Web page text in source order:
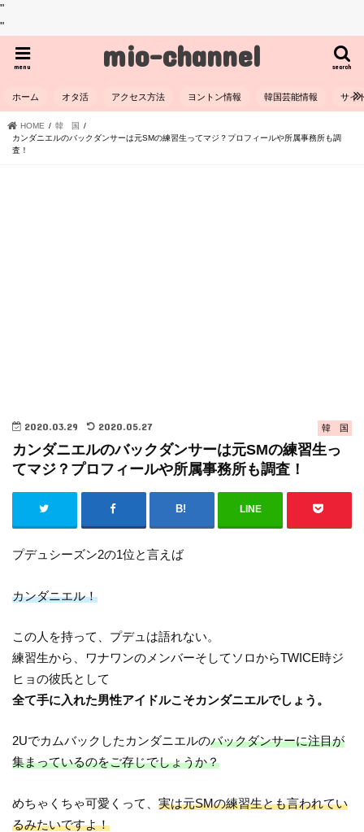
"
"
mio-channel search
menu
ホーム オタ活 アクセス方法 ヨントン情報 韓国芸能情報 サイ
HOME
韓 国
カンダニエルのバックダンサーは元SMの練習生ってマジ？プロフィールや所属事務所も調
査！
韓 国
2020.03.29 2020.05.27
カンダニエルのバックダンサーは元SMの練習生っ
てマジ？プロフィールや所属事務所も調査！
LINE
プデュシーズン2の1位と言えば
カンダニエル！
この人を持って、プデュは語れない。
練習生から、ワナワンのメンバーそしてソロからTWICE時ジ
ヒョの彼氏として
全て手に入れた男性アイドルこそカンダニエルでしょう。
2Uでカムバックしたカンダニエルのバックダンサーに注目が
集まっているのをご存じでしょうか？
めちゃくちゃ可愛くって、実は元SMの練習生とも言われてい
るみたいですよ！